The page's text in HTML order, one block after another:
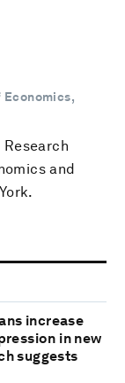
and
increase
in new
suggests